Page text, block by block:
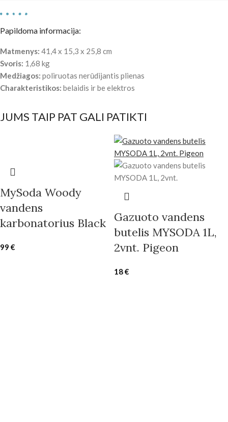
Papildoma informacija:
Matmenys: 41,4 x 15,3 x 25,8 cm
Svoris: 1,68 kg
Medžiagos: poliruotas nerūdijantis plienas
Charakteristikos: belaidis ir be elektros
JUMS TAIP PAT GALI PATIKTI
MySoda Woody
vandens
karbonatorius Black
99 €
Gazuoto vandens
butelis MYSODA 1L,
2vnt. Pigeon
18€